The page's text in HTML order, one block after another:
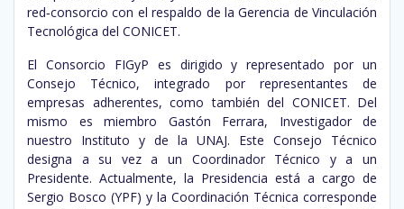
red‑consorcio con el respaldo de la Gerencia de Vinculación
Tecnológica del CONICET.
El Consorcio FIGyP es dirigido y representado por un
Consejo Técnico, integrado por representantes de
empresas adherentes, como también del CONICET. Del
mismo es miembro Gastón Ferrara, Investigador de
nuestro Instituto y de la UNAJ. Este Consejo Técnico
designa a su vez a un Coordinador Técnico y a un
Presidente. Actualmente, la Presidencia está a cargo de
Sergio Bosco (YPF) y la Coordinación Técnica corresponde